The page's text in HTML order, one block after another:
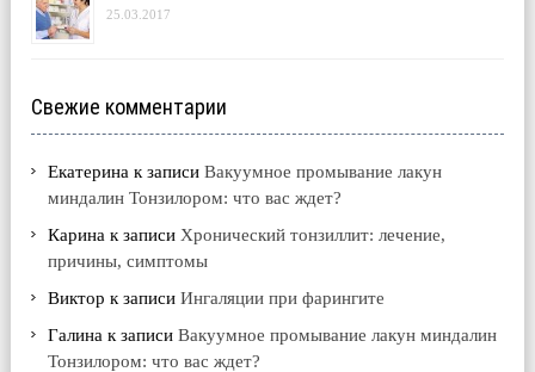
25.03.2017
Свежие комментарии
Екатерина к записиВакуумное промывание лакун
миндалин Тонзилором: что вас ждет?
Карина к записи Хронический тонзиллит: лечение,
причины, симптомы
Виктор к записиИнгаляции при фарингите
Галина к записиВакуумное промывание лакун миндалин
Тонзилором: что вас ждет?